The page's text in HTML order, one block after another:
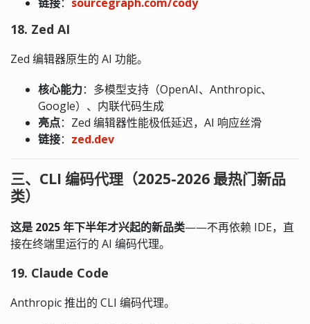
18. Zed AI
Zed 编辑器原生的 AI 功能。
核心能力：多模型支持（OpenAI、Anthropic、
Google）、内联代码生成
亮点：Zed 编辑器性能极低延迟，AI 响应丝滑
链接： zed.dev
三、CLI 编码代理（2025-2026 最热门新品
类）
这是 2025 年下半年才兴起的新品类——不再依赖 IDE，直
接在终端里运行的 AI 编码代理。
19. Claude Code
Anthropic 推出的 CLI 编码代理。